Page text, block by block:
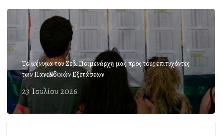
Το μήνυμα του Σεβ. Ποιμενάρχη μας προς τους επιτυχόντες
των Πανελλαδικών Εξετάσεων
23 Ιουλίου 2026